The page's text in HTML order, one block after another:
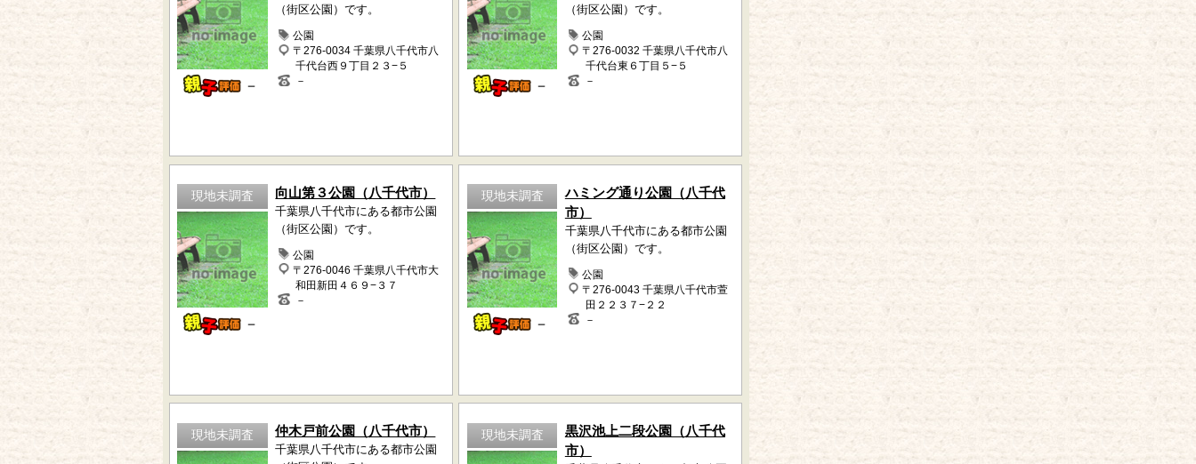
－
（街区公園）です。
公園
〒276-0034 千葉県八千代市八
千代台西９丁目２３−５
－
－
（街区公園）です。
公園
〒276-0032 千葉県八千代市八
千代台東６丁目５−５
－
現地未調査
－
向山第３公園（八千代市）
千葉県八千代市にある都市公園
（街区公園）です。
公園
〒276-0046 千葉県八千代市大
和田新田４６９−３７
－
現地未調査
－
ハミング通り公園（八千代
市）
千葉県八千代市にある都市公園
（街区公園）です。
公園
〒276-0043 千葉県八千代市萱
田２２３７−２２
－
現地未調査 仲木戸前公園（八千代市）
千葉県八千代市にある都市公園
現地未調査
黒沢池上二段公園（八千代
市）